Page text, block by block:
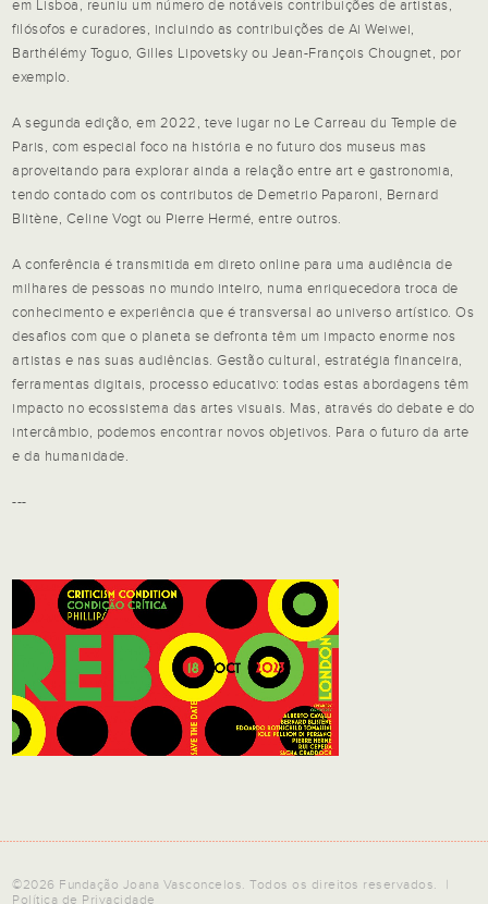
em Lisboa, reuniu um número de notáveis contribuições de artistas,
filósofos e curadores, incluindo as contribuições de Ai Weiwei,
Barthélémy Toguo, Gilles Lipovetsky ou Jean-François Chougnet, por
exemplo.
A segunda edição, em 2022, teve lugar no Le Carreau du Temple de
Paris, com especial foco na história e no futuro dos museus mas
aproveitando para explorar ainda a relação entre art e gastronomia,
tendo contado com os contributos de Demetrio Paparoni, Bernard
Blitène, Celine Vogt ou Pierre Hermé, entre outros.
A conferência é transmitida em direto online para uma audiência de
milhares de pessoas no mundo inteiro, numa enriquecedora troca de
conhecimento e experiência que é transversal ao universo artístico. Os
desafios com que o planeta se defronta têm um impacto enorme nos
artistas e nas suas audiências. Gestão cultural, estratégia financeira,
ferramentas digitais, processo educativo: todas estas abordagens têm
impacto no ecossistema das artes visuais. Mas, através do debate e do
intercâmbio, podemos encontrar novos objetivos. Para o futuro da arte
e da humanidade.
---
©2026 Fundação Joana Vasconcelos. Todos os direitos reservados. |
Política de Privacidade